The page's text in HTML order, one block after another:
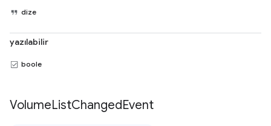
dize
yazılabilir
boole
VolumeListChangedEvent